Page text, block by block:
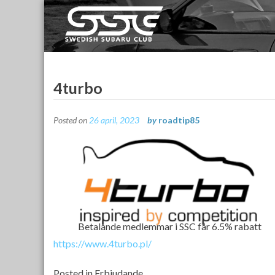
Skip
to
content
Swedish Subaru Club
För oss som älskar Subaru!
4turbo
Posted on 26 april, 2023 by roadtip85
Betalande medlemmar i SSC får 6.5% rabatt
https://www.4turbo.pl/